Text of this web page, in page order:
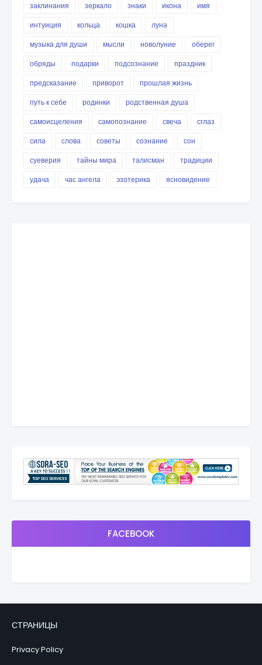
заклинания
зеркало знаки икона
имя
интуиция
кольца кошка
луна
музыка для души
мысли новолуние
оберег
обряды
подарки подсознание
праздник
предсказание
приворот
прошлая жизнь
путь к себе
родинки
родственная душа
самоисцеления
самопознание свеча
сглаз
сила
слова советы сознание
сон
суеверия
тайны мира талисман
традиции
удача
час ангела эзотерика ясновидение
FACEBOOK
СТРАНИЦЫ
Privacy Policy